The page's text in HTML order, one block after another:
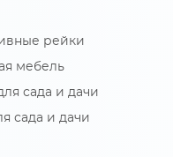
рейки
мебель
сада и дачи
сада и дачи